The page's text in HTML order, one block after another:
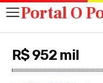
Portal O
R$ 952 mil